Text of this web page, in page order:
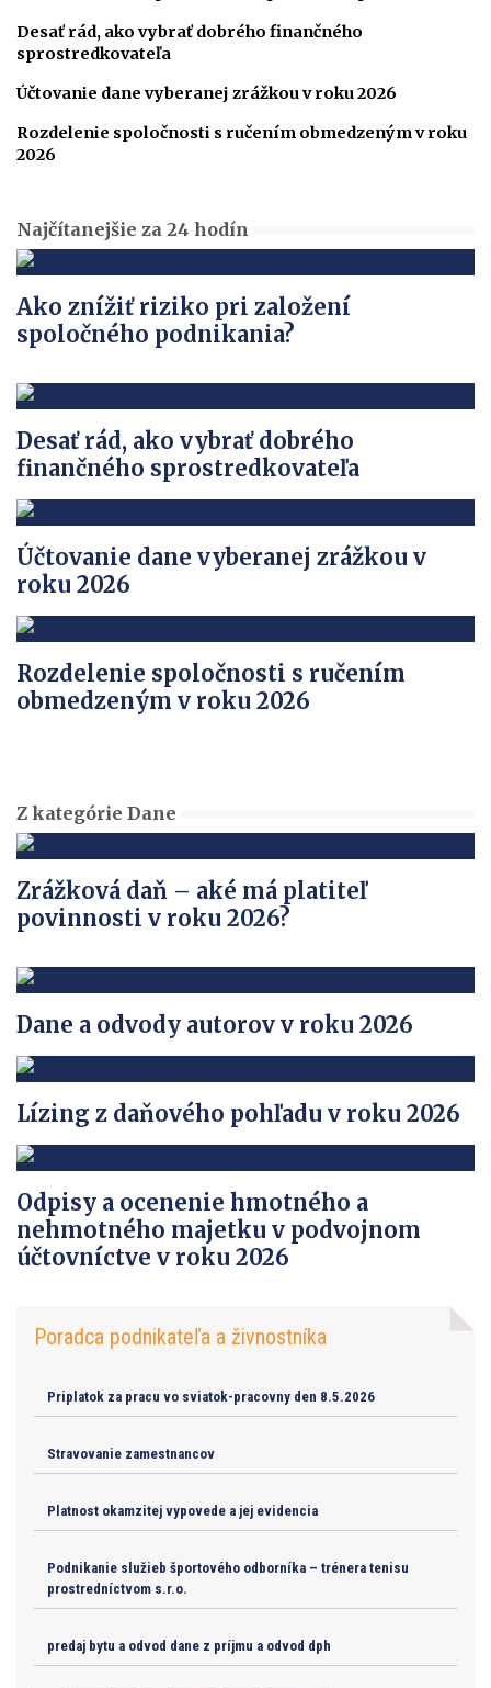
Desať rád, ako vybrať dobrého finančného
sprostredkovateľa
Účtovanie dane vyberanej zrážkou v roku 2026
Rozdelenie spoločnosti s ručením obmedzeným v roku
2026
Najčítanejšie za 24 hodín
Ako znížiť riziko pri založení
spoločného podnikania?
Desať rád, ako vybrať dobrého
finančného sprostredkovateľa
Účtovanie dane vyberanej zrážkou v
roku 2026
Rozdelenie spoločnosti s ručením
obmedzeným v roku 2026
Z kategórie Dane
Zrážková daň – aké má platiteľ
povinnosti v roku 2026?
Dane a odvody autorov v roku 2026
Lízing z daňového pohľadu v roku 2026
Odpisy a ocenenie hmotného a
nehmotného majetku v podvojnom
účtovníctve v roku 2026
Poradca podnikateľa a živnostníka
Priplatok za pracu vo sviatok-pracovny den 8.5.2026
Stravovanie zamestnancov
Platnost okamzitej vypovede a jej evidencia
Podnikanie služieb športového odborníka – trénera tenisu
prostredníctvom s.r.o.
predaj bytu a odvod dane z príjmu a odvod dph